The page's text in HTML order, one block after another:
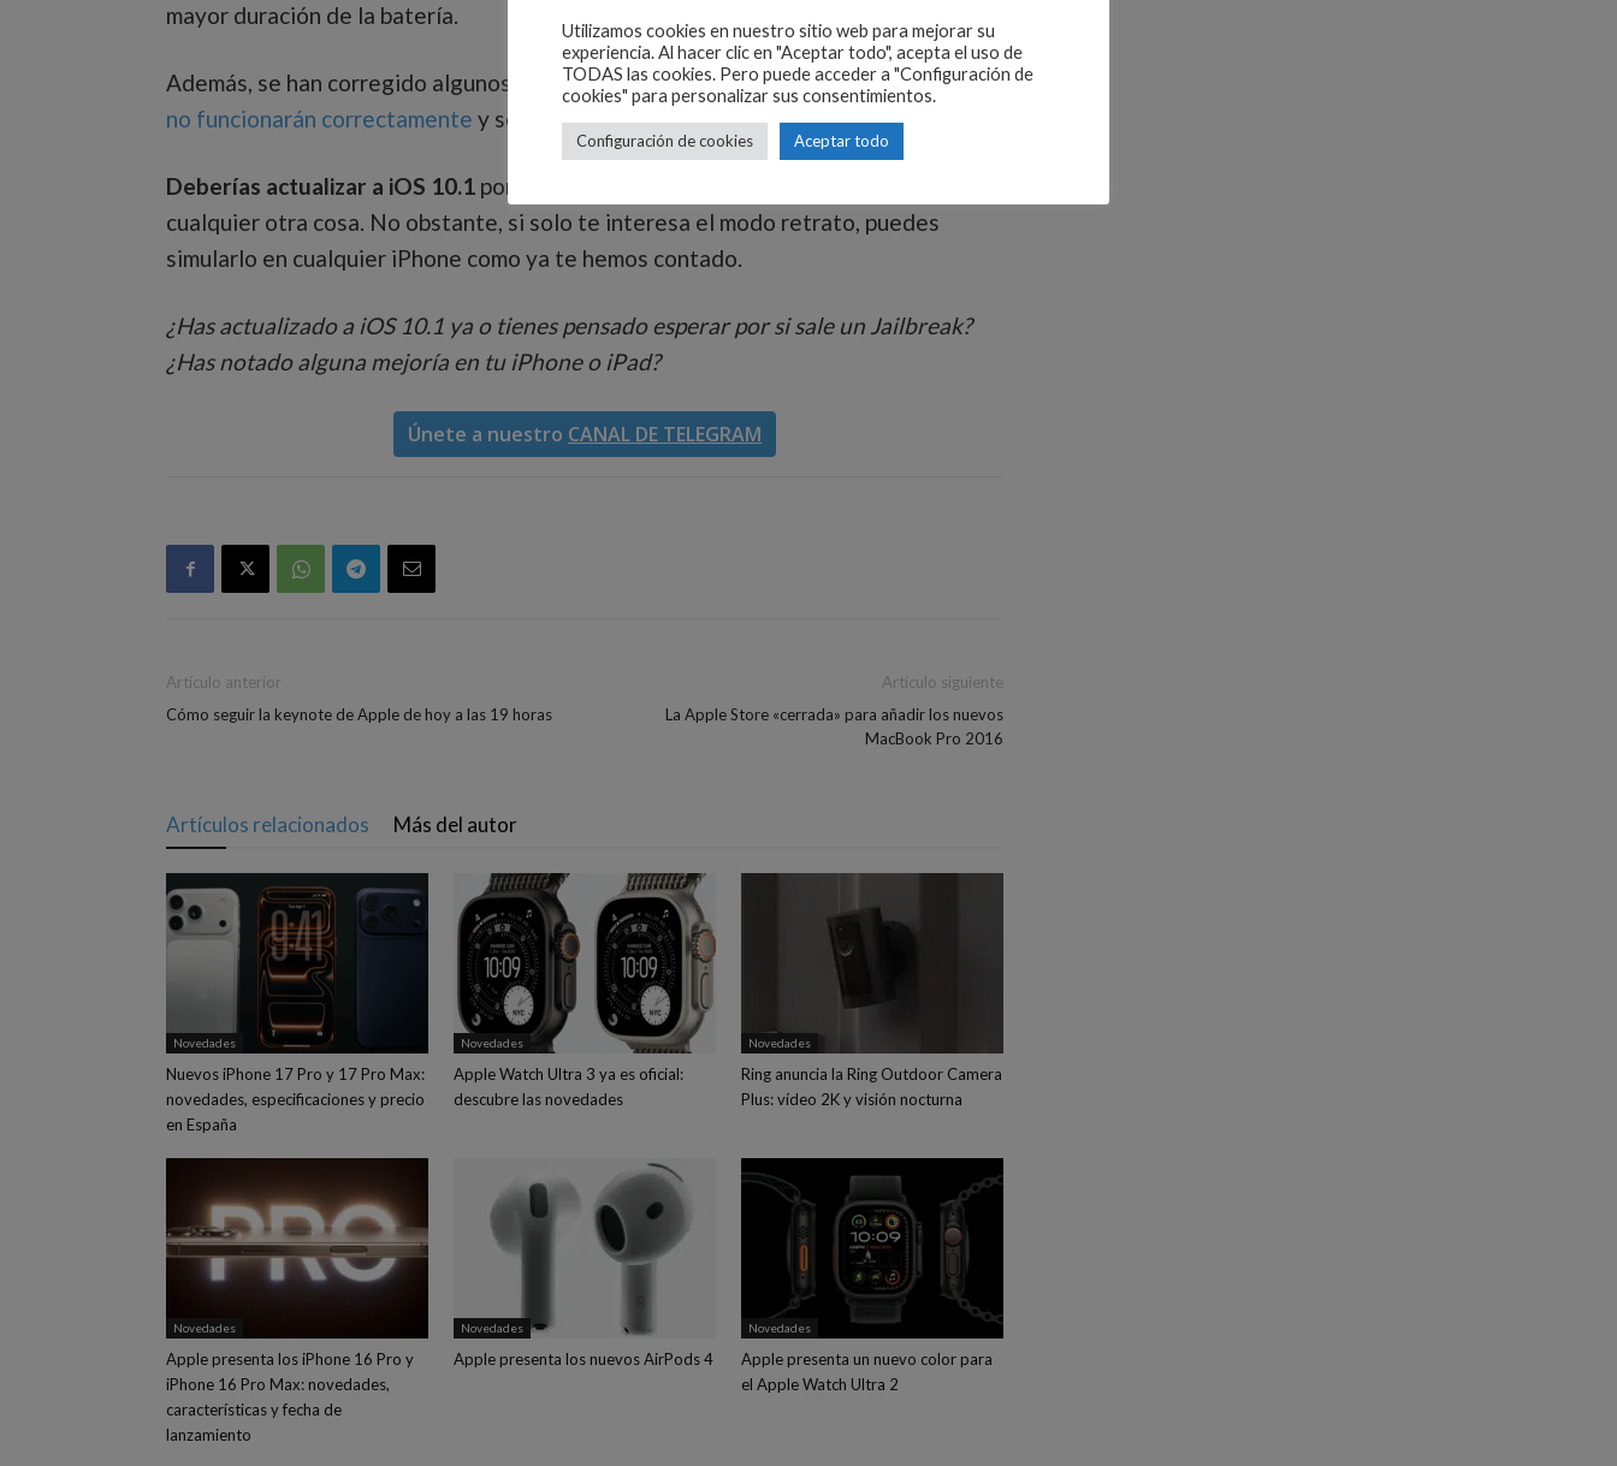
mayor duración de la batería.
Además, se han corregido algunos errores que provocaban que los Android Wear
no funcionarán correctamente y se sincronizaran con los iPhone 7.
Deberías actualizar a iOS 10.1 por una cuestión de seguridad más que por
cualquier otra cosa. No obstante, si solo te interesa el modo retrato, puedes
simularlo en cualquier iPhone como ya te hemos contado.
¿Has actualizado a iOS 10.1 ya o tienes pensado esperar por si sale un Jailbreak?
¿Has notado alguna mejoría en tu iPhone o iPad?
Únete a nuestro CANAL DE TELEGRAM
Artículo anterior
Cómo seguir la keynote de Apple de hoy a las 19 horas
Artículo siguiente
La Apple Store «cerrada» para añadir los nuevos
MacBook Pro 2016
Artículos relacionados Más del autor
Novedades
Nuevos iPhone 17 Pro y 17 Pro Max:
novedades, especificaciones y precio
en España
Novedades
Apple Watch Ultra 3 ya es oficial:
descubre las novedades
Novedades
Ring anuncia la Ring Outdoor Camera
Plus: vídeo 2K y visión nocturna
Novedades
Apple presenta los iPhone 16 Pro y
iPhone 16 Pro Max: novedades,
características y fecha de
lanzamiento
Novedades
Apple presenta los nuevos AirPods 4
Novedades
Apple presenta un nuevo color para
el Apple Watch Ultra 2
Utilizamos cookies en nuestro sitio web para mejorar su
experiencia. Al hacer clic en "Aceptar todo", acepta el uso de
TODAS las cookies. Pero puede acceder a "Configuración de
cookies" para personalizar sus consentimientos.
Configuración de cookies Aceptar todo